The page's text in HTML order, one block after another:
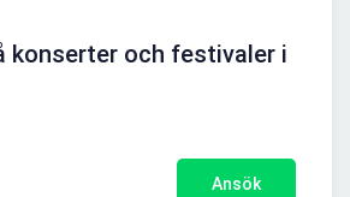
konserter och festivaler i
Ansök